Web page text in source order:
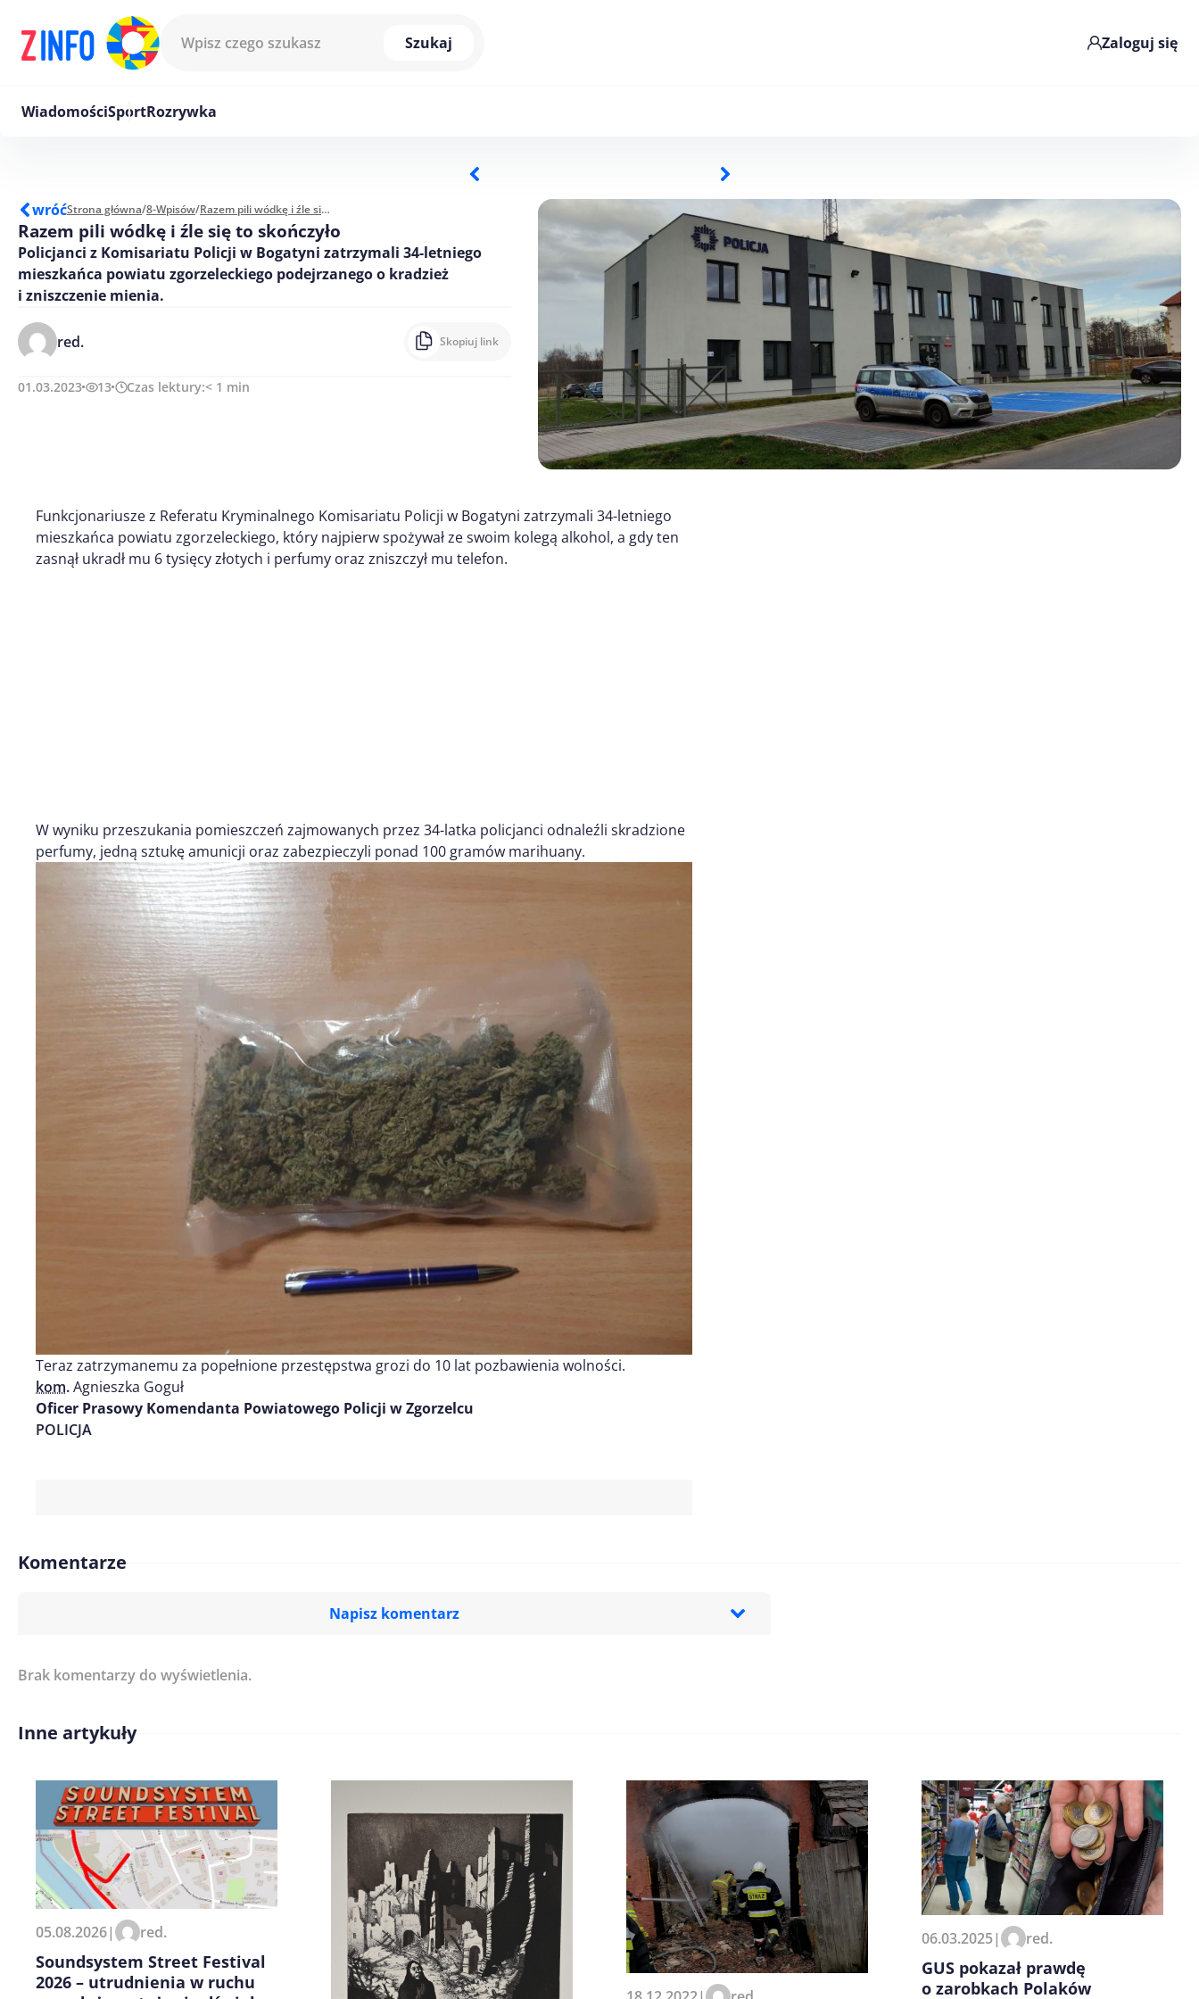
Szukaj
Zaloguj się
WiadomościSportRozrywka
wróćStrona główna/8-Wpisów/ Razem pili wódkę i źle się to skończyło
Razem pili wódkę i źle się to skończyło
Policjanci z Komisariatu Policji w Bogatyni zatrzymali 34-letniego
mieszkańca powiatu zgorzeleckiego podejrzanego o kradzież
i zniszczenie mienia.
red. Skopiuj link
01.03.2023 13 Czas lektury:< 1 min
Funkcjonariusze z Referatu Kryminalnego Komisariatu Policji w Bogatyni zatrzymali 34-letniego
mieszkańca powiatu zgorzeleckiego, który najpierw spożywał ze swoim kolegą alkohol, a gdy ten
zasnął ukradł mu 6 tysięcy złotych i perfumy oraz zniszczył mu telefon.
W wyniku przeszukania pomieszczeń zajmowanych przez 34-latka policjanci odnaleźli skradzione
perfumy, jedną sztukę amunicji oraz zabezpieczyli ponad 100 gramów marihuany.
Teraz zatrzymanemu za popełnione przestępstwa grozi do 10 lat pozbawienia wolności.
kom.Agnieszka Goguł
Oficer Prasowy Komendanta Powiatowego Policji w Zgorzelcu
POLICJA
Komentarze
Napisz komentarz
Imię/ Nick*
Zapamiętaj moje dane w tej przeglądarce podczas pisania
Brak komentarzy do wyświetlenia.
Inne artykuły
05.08.2026| red.
Soundsystem Street Festival
2026 – utrudnienia w ruchu
06.03.2025| red.
GUS pokazał prawdę
o zarobkach Polaków